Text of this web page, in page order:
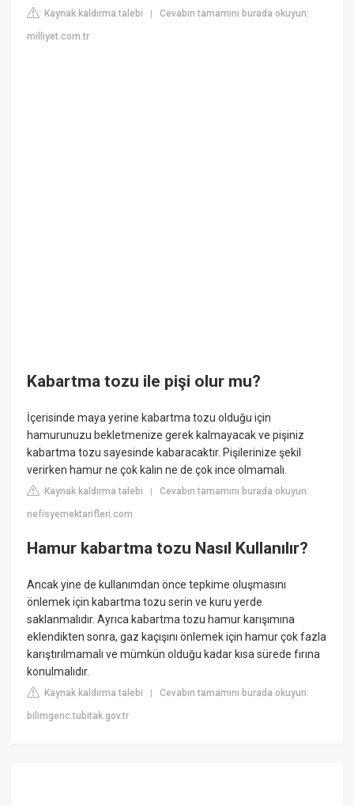
Kaynak kaldırma talebi |Cevabın tamamını burada okuyun:
milliyet.com.tr
Kabartma tozu ile pişi olur mu?
İçerisinde maya yerine kabartma tozu olduğu için
hamurunuzu bekletmenize gerek kalmayacak ve pişiniz
kabartma tozu sayesinde kabaracaktır. Pişilerinize şekil
verirken hamur ne çok kalın ne de çok ince olmamalı.
Kaynak kaldırma talebi |Cevabın tamamını burada okuyun:
nefisyemektarifleri.com
Hamur kabartma tozu Nasıl Kullanılır?
Ancak yine de kullanımdan önce tepkime oluşmasını
önlemek için kabartma tozu serin ve kuru yerde
saklanmalıdır. Ayrıca kabartma tozu hamur karışımına
eklendikten sonra, gaz kaçışını önlemek için hamur çok fazla
karıştırılmamalı ve mümkün olduğu kadar kısa sürede fırına
konulmalıdır.
Kaynak kaldırma talebi |Cevabın tamamını burada okuyun:
bilimgenc.tubitak.gov.tr